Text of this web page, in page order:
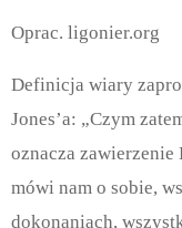
Oprac. ligonier.org
Definicja wiary
Jones’a: „Czym
oznacza zawierzenie
mówi nam o sobie,
dokonaniach,